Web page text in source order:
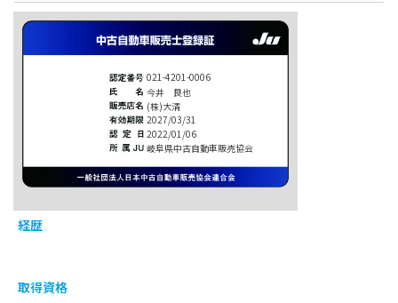
021-4201-0006
今井 良也
(株)大清
2027/03/31
2022/01/06
岐阜県中古自動車販売協会
経歴
取得資格